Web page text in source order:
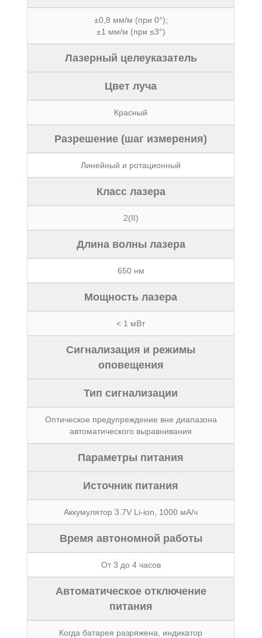
±0,8 мм/м (при 0°);
±1 мм/м (при ≤3°)
Лазерный целеуказатель
Цвет луча
Красный
Разрешение (шаг измерения)
Линейный и ротационный
Класс лазера
2(II)
Длина волны лазера
650 нм
Мощность лазера
< 1 мВт
Сигнализация и режимы
оповещения
Тип сигнализации
Оптическое предупреждение вне диапазона
автоматического выравнивания
Параметры питания
Источник питания
Аккумулятор 3.7V Li-ion, 1000 мА/ч
Время автономной работы
От 3 до 4 часов
Автоматическое отключение
питания
Когда батарея разряжена, индикатор